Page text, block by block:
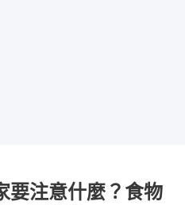
要注意什麼？食物